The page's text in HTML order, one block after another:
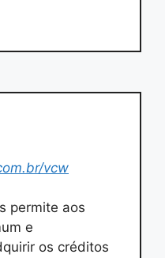
vcw
permite aos
e
os créditos